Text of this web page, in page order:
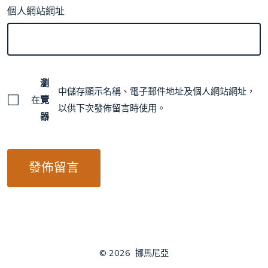
個人網站網址
在
瀏
覽
器
中儲存顯示名稱、電子郵件地址及個人網站網址，
以供下次發佈留言時使用。
© 2026 挪馬尼亞